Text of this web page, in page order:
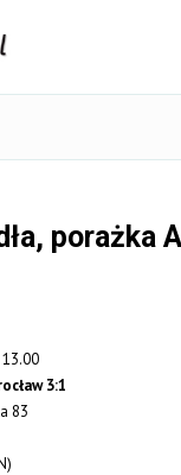
porażka
3:1
83